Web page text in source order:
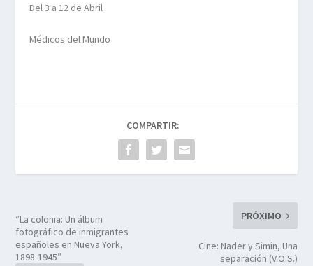
Del 3 a 12 de Abril
Médicos del Mundo
COMPARTIR:
“La colonia: Un álbum
fotográfico de inmigrantes
españoles en Nueva York,
1898-1945″
PRÓXIMO
Cine: Nader y Simin, Una
separación (V.O.S.)